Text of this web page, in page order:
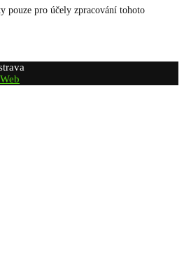
pouze pro účely zpracování tohoto